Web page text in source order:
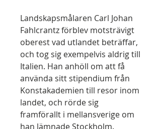
Landskapsmålaren Carl Johan
Fahlcrantz förblev motsträvigt
oberest vad utlandet beträffar,
och tog sig exempelvis aldrig till
Italien. Han anhöll om att få
använda sitt stipendium från
Konstakademien till resor inom
landet, och rörde sig
framförallt i mellansverige om
han lämnade Stockholm.